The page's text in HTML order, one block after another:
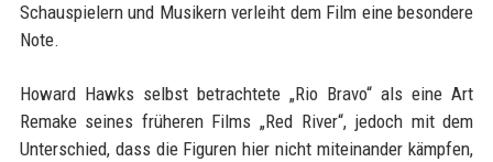
Schauspielern und Musikern verleiht dem Film eine besondere
Note.
Howard Hawks selbst betrachtete „Rio Bravo“ als eine Art
Remake seines früheren Films „Red River“, jedoch mit dem
Unterschied, dass die Figuren hier nicht miteinander kämpfen,